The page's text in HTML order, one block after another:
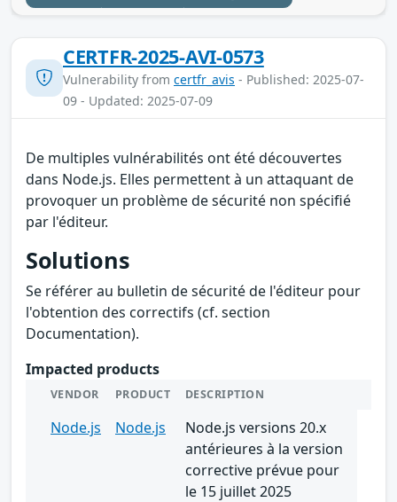
CERTFR-2025-AVI-0573
Vulnerability from certfr_avis - Published: 2025-07-
09 - Updated: 2025-07-09
De multiples vulnérabilités ont été découvertes
dans Node.js. Elles permettent à un attaquant de
provoquer un problème de sécurité non spécifié
par l'éditeur.
Solutions
Se référer au bulletin de sécurité de l'éditeur pour
l'obtention des correctifs (cf. section
Documentation).
Impacted products
VENDOR PRODUCT DESCRIPTION
Node.js Node.js
Node.js versions 20.x
antérieures à la version
corrective prévue pour
le 15 juillet 2025